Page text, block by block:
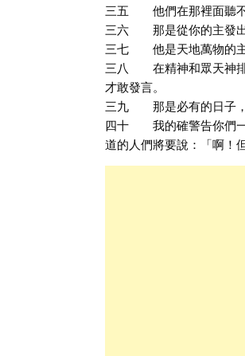
三五 他們在那裡面聽不
三六 那是從你的主發
三七 他是天地萬物的主
三八 在精神和眾天神排
才敢發言。
三九 那是必有的日子，
四十 我的確警告你們一
道的人們將要說：「啊！